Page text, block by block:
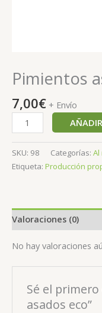
Pimientos
7,00€ + Envío
SKU: 98 Categorías: Al
Etiqueta: Producción
Valoraciones (0)
No hay valoraciones
Sé el
asados eco”